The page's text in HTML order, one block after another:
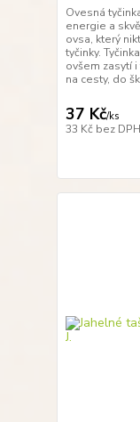
Ovesná
energie a
ovsa, který
tyčinky.
ovšem zasytí
na cesty, do
37 Kč/ks
33 Kč bez DPH